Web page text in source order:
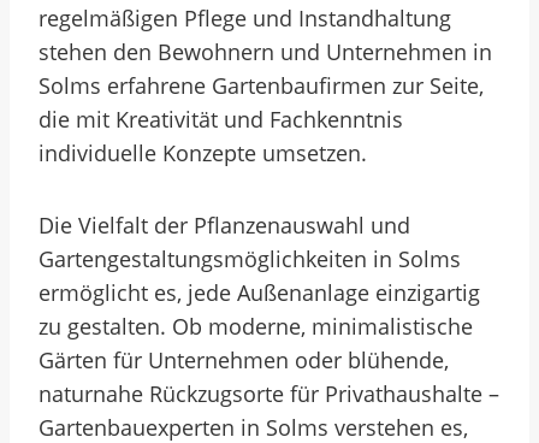
regelmäßigen Pflege und Instandhaltung
stehen den Bewohnern und Unternehmen in
Solms erfahrene Gartenbaufirmen zur Seite,
die mit Kreativität und Fachkenntnis
individuelle Konzepte umsetzen.
Die Vielfalt der Pflanzenauswahl und
Gartengestaltungsmöglichkeiten in Solms
ermöglicht es, jede Außenanlage einzigartig
zu gestalten. Ob moderne, minimalistische
Gärten für Unternehmen oder blühende,
naturnahe Rückzugsorte für Privathaushalte –
Gartenbauexperten in Solms verstehen es,